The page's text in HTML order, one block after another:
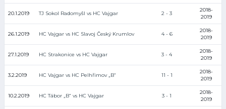
20.1.2019 TJ Sokol Radomyšl vs HC Vajgar 2 - 3
2018-
2019
26.1.2019 HC Vajgar vs HC Slavoj Český Krumlov 4 - 6
2018-
2019
27.1.2019 HC Strakonice vs HC Vajgar 3 - 4
2018-
2019
3.2.2019 HC Vajgar vs HC Pelhřimov „B“ 11 - 1
2018-
2019
10.2.2019 HC Tábor „B“ vs HC Vajgar 3 - 1
2018-
2019